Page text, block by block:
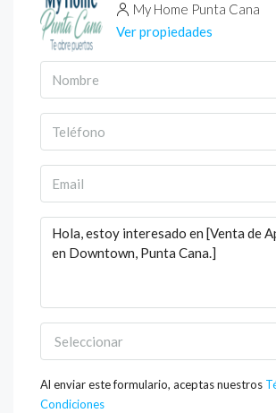
My Home Punta Cana
Ver propiedades
Seleccionar
Al enviar este formulario, aceptas nuestros
Condiciones